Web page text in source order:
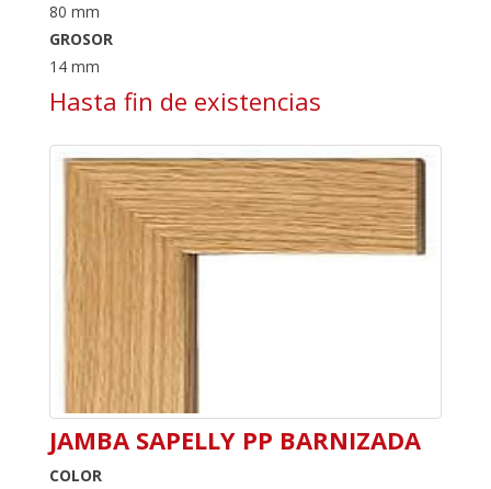
80 mm
GROSOR
14 mm
Hasta fin de existencias
JAMBA SAPELLY PP BARNIZADA
COLOR